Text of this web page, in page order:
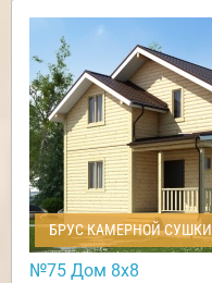
БРУС КАМЕРНОЙ СУШКИ
№75 Дом 8х8